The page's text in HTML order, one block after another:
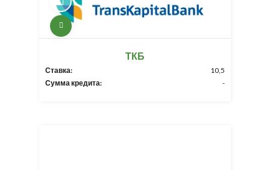
ТКБ
Ставка:
10,5
Сумма кредита:
-